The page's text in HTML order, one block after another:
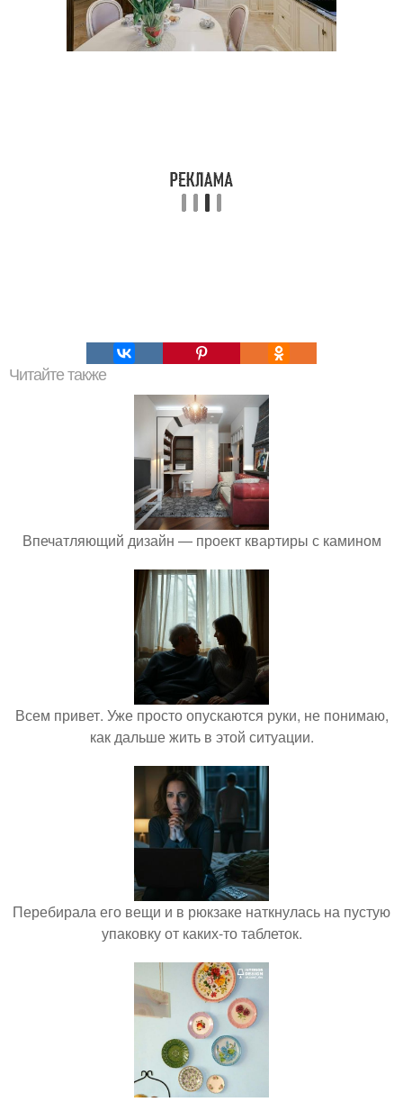
Читайте также
Впечатляющий дизайн — проект квартиры с камином
Всем привет. Уже просто опускаются руки, не понимаю,
как дальше жить в этой ситуации.
Перебирала его вещи и в рюкзаке наткнулась на пустую
упаковку от каких-то таблеток.